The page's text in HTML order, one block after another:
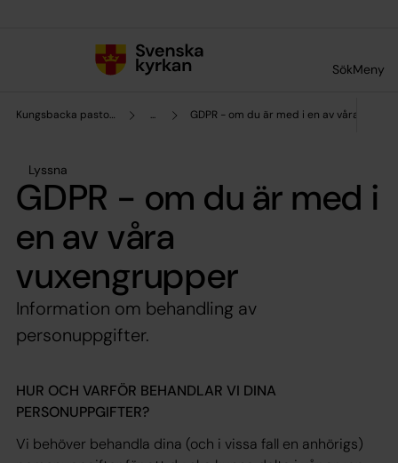
SökMeny
Kungsbacka pastorat ... GDPR - om du är med i en av våra
Lyssna
GDPR - om du är med i
en av våra
vuxengrupper
Information om behandling av
personuppgifter.
HUR OCH VARFÖR BEHANDLAR VI DINA
PERSONUPPGIFTER?
Vi behöver behandla dina (och i vissa fall en anhörigs)